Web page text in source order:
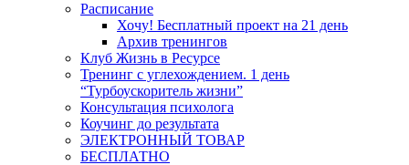
Расписание
Хочу! Бесплатный проект на 21 день
Архив тренингов
Клуб Жизнь в Ресурсе
Тренинг с углехождением. 1 день
“Турбоускоритель жизни”
Консультация психолога
Коучинг до результата
ЭЛЕКТРОННЫЙ ТОВАР
БЕСПЛАТНО